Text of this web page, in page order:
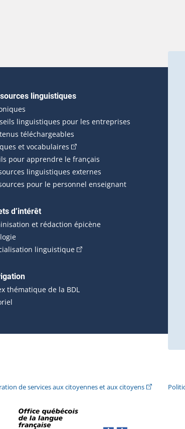
s'ouvrira dans une nouvelle fenêtre.)
s'ouvrira dans une nouvelle fenêtre.)
une nouvelle fenêtre.)
dans une nouvelle fenêtre.)
nouvelle fenêtre.)
linguistiques
linguistiques pour les entreprises
téléchargeables
et vocabulaires (Cet hyperlien externe s'ouvrira
pour apprendre le français
linguistiques externes
pour le personnel enseignant
d’intérêt
et rédaction épicène
linguistique(Cet hyperlien externe s'ouvrira
thématique de la BDL
fenêtre.)
externe s'ouvrira dans une nouvelle fenêtre.)
de services aux citoyennes et aux citoyens(Cet